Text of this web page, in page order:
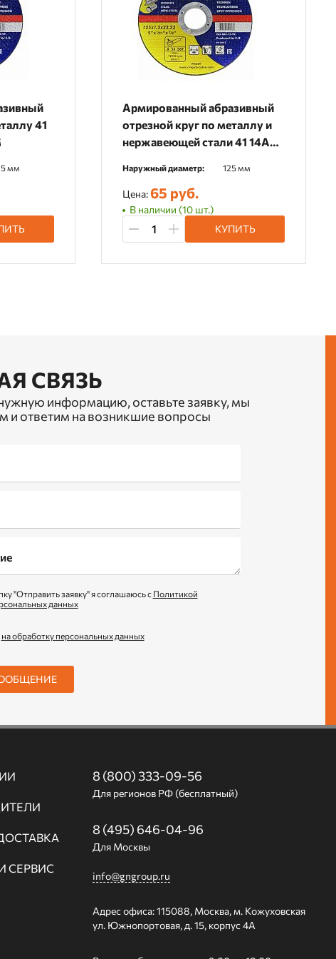
41
мм
Армированный абразивный
отрезной круг по металлу и
нержавеющей стали 41 14А
Наружный диаметр: 125 мм
Цена: 65 руб.
В наличии (10 шт.)
КУПИТЬ
СВЯЗЬ
информацию, оставьте заявку, мы
и ответим на возникшие вопросы
"Отправить заявку" я соглашаюсь с Политикой
данных
на обработку персональных данных
СЕРВИС
8 (800) 333-09-56
Для регионов РФ (бесплатный)
8 (495) 646-04-96
Для Москвы
info@gngroup.ru
Адрес офиса: 115088, Москва, м. Кожуховская
ул. Южнопортовая, д. 15, корпус 4А